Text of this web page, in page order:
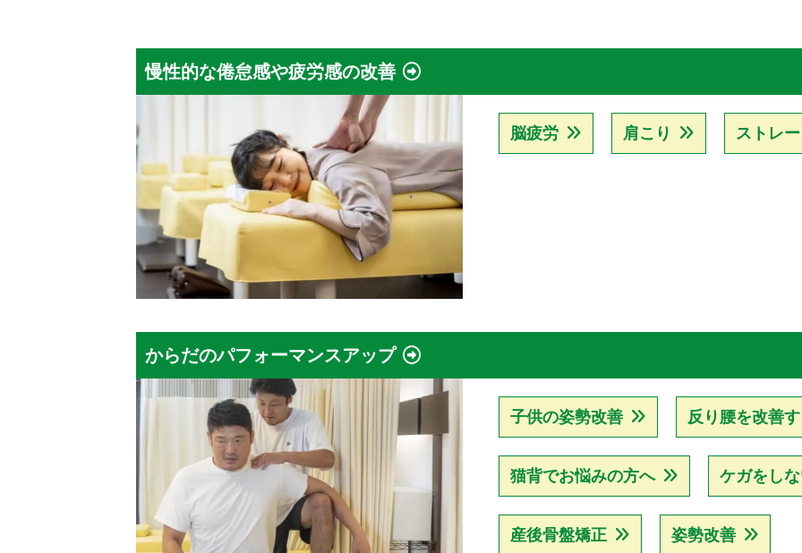
慢性的な倦怠感や疲労感の改善
脳疲労 肩こり ストレ
からだのパフォーマンスアップ
子供の姿勢改善 反り腰を改善
猫背でお悩みの方へ ケガをし
産後骨盤矯正 姿勢改善